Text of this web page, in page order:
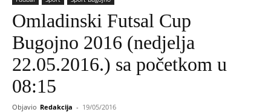
Omladinski Futsal Cup
Bugojno 2016 (nedjelja
22.05.2016.) sa početkom u
08:15
Objavio Redakcija - 19/05/2016